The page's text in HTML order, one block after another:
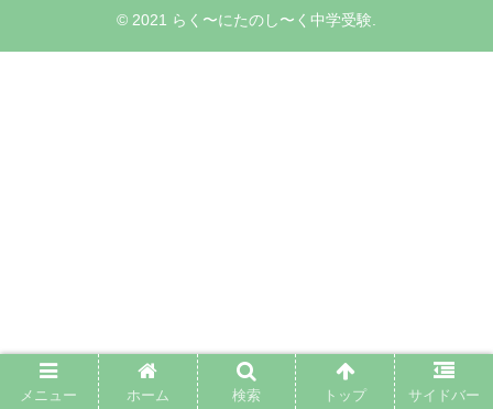
© 2021 らく〜にたのし〜く中学受験.
メニュー ホーム 検索 トップ サイドバー